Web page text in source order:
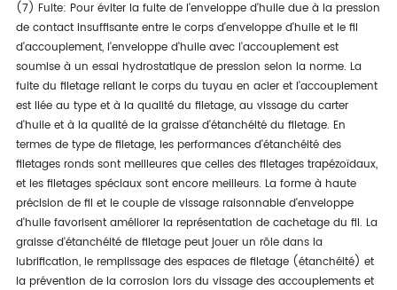
(7) Fuite: Pour éviter la fuite de l'enveloppe d'huile due à la pression
de contact insuffisante entre le corps d'enveloppe d'huile et le fil
d'accouplement, l'enveloppe d'huile avec l'accouplement est
soumise à un essai hydrostatique de pression selon la norme. La
fuite du filetage reliant le corps du tuyau en acier et l'accouplement
est liée au type et à la qualité du filetage, au vissage du carter
d'huile et à la qualité de la graisse d'étanchéité du filetage. En
termes de type de filetage, les performances d'étanchéité des
filetages ronds sont meilleures que celles des filetages trapézoïdaux,
et les filetages spéciaux sont encore meilleurs. La forme à haute
précision de fil et le couple de vissage raisonnable d'enveloppe
d'huile favorisent améliorer la représentation de cachetage du fil. La
graisse d'étanchéité de filetage peut jouer un rôle dans la
lubrification, le remplissage des espaces de filetage (étanchéité) et
la prévention de la corrosion lors du vissage des accouplements et